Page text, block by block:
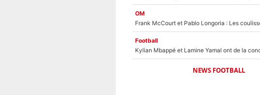
OM
Football
NEWS FOOTBALL